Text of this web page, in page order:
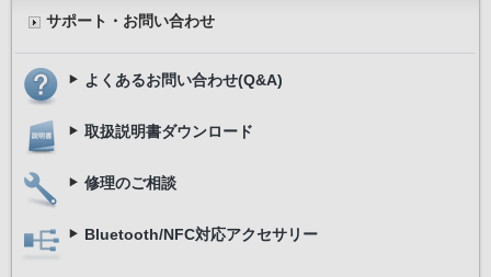
サポート・お問い合わせ
よくあるお問い合わせ(Q&A)
取扱説明書ダウンロード
修理のご相談
Bluetooth/NFC対応アクセサリー